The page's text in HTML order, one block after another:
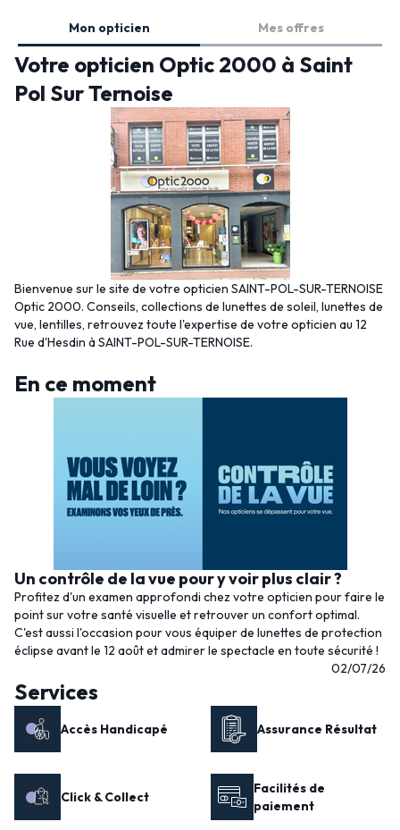
Mon opticien Mes offres
Votre opticien Optic 2000 à Saint
Pol Sur Ternoise
Bienvenue sur le site de votre opticien SAINT-POL-SUR-TERNOISE
Optic 2000. Conseils, collections de lunettes de soleil, lunettes de
vue, lentilles, retrouvez toute l'expertise de votre opticien au 12
Rue d'Hesdin à SAINT-POL-SUR-TERNOISE.
En ce moment
Un contrôle de la vue pour y voir plus clair ?
Profitez d'un examen approfondi chez votre opticien pour faire le
point sur votre santé visuelle et retrouver un confort optimal.
C'est aussi l'occasion pour vous équiper de lunettes de protection
éclipse avant le 12 août et admirer le spectacle en toute sécurité !
02/07/26
Services
Accès Handicapé Assurance Résultat
Click & Collect
Facilités de
paiement